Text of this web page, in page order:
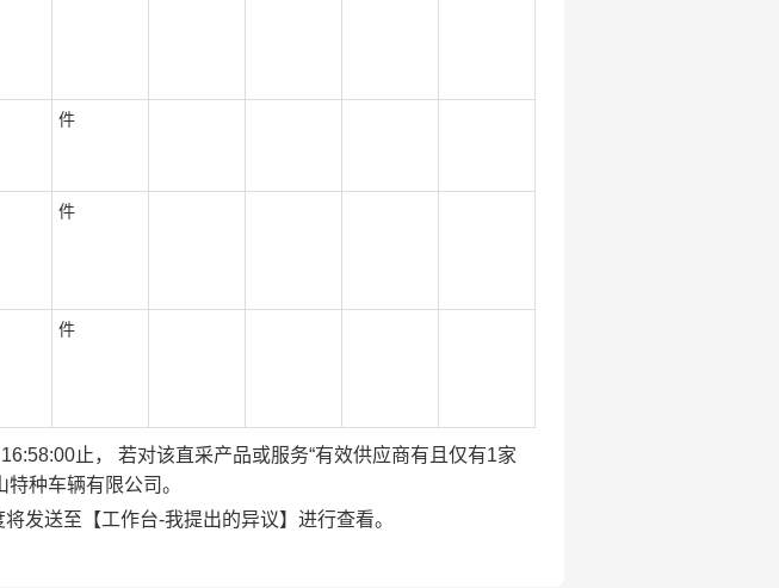
件
件
件
止， 若对该直采产品或服务“有效供应商有且仅有1家
种车辆有限公司。
发送至【工作台-我提出的异议】进行查看。